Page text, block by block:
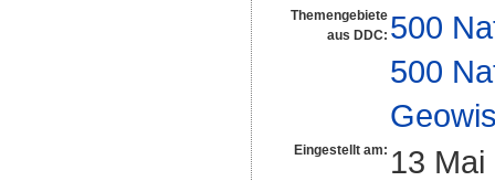
Themengebiete
aus DDC: 500
500
Eingestellt am: 13